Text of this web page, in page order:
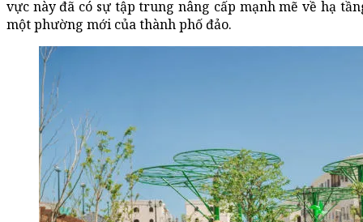
vực này đã có sự tập trung nâng cấp mạnh mẽ về hạ
một phường mới của thành phố đảo.